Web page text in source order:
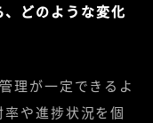
どのような変化
理が一定できるよ
や進捗状況を個